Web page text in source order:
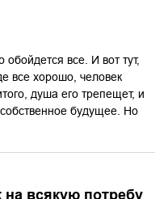
обойдется все. И вот тут,
все хорошо, человек
душа его трепещет, и
будущее. Но
всякую потребу